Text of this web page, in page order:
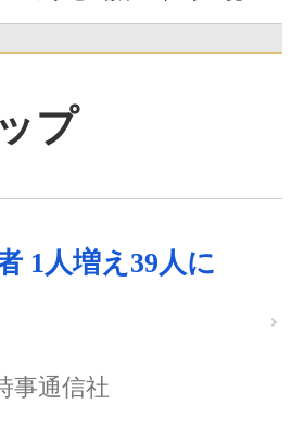
プ
1人増え39人に
事通信社